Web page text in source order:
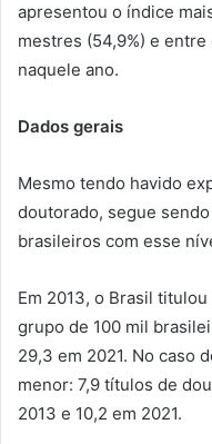
apresentou o índice
mestres (54,9%) e
naquele ano.
Dados gerais
Mesmo tendo havido
doutorado, segue
brasileiros com esse
Em 2013, o Brasil
grupo de 100 mil
29,3 em 2021. No caso
menor: 7,9 títulos de
2013 e 10,2 em 2021.